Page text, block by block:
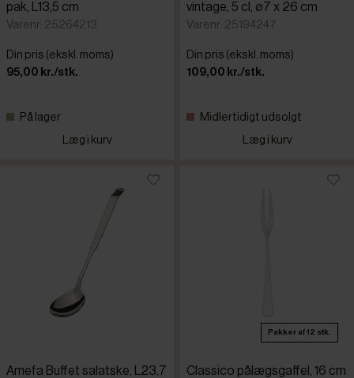
pak, L13,5 cm
Varenr: 25264213
Din pris (ekskl. moms)
95,00 kr./stk.
På lager
Læg i kurv
vintage, 5 cl, ø7 x 26 cm
Varenr: 25194247
Din pris (ekskl. moms)
109,00 kr./stk.
Midlertidigt udsolgt
Læg i kurv
Amefa Buffet salatske, L23,7
Pakker af 12 stk.
Classico pålægsgaffel, 16 cm